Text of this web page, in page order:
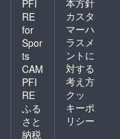
PFI
RE
for
Spor
ts
CAM
PFI
RE
ふる
さと
納税
本方針
カスタ
マーハ
ラスメ
ントに
対する
考え方
クッ
キーポ
リシー